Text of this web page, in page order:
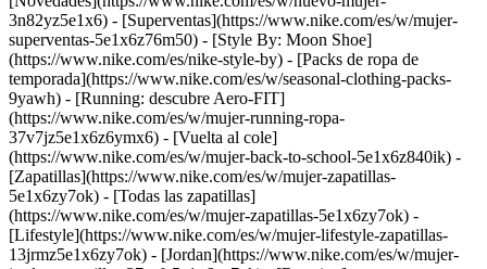
3n82yz5e1x6) - [Superventas](https://www.nike.com/es/w/mujer-
superventas-5e1x6z76m50) - [Style By: Moon Shoe]
(https://www.nike.com/es/nike-style-by) - [Packs de ropa de
temporada](https://www.nike.com/es/w/seasonal-clothing-packs-
9yawh) - [Running: descubre Aero-FIT]
(https://www.nike.com/es/w/mujer-running-ropa-
37v7jz5e1x6z6ymx6) - [Vuelta al cole]
(https://www.nike.com/es/w/mujer-back-to-school-5e1x6z840ik) -
[Zapatillas](https://www.nike.com/es/w/mujer-zapatillas-
5e1x6zy7ok) - [Todas las zapatillas]
(https://www.nike.com/es/w/mujer-zapatillas-5e1x6zy7ok) -
[Lifestyle](https://www.nike.com/es/w/mujer-lifestyle-zapatillas-
13jrmz5e1x6zy7ok) - [Jordan](https://www.nike.com/es/w/mujer-